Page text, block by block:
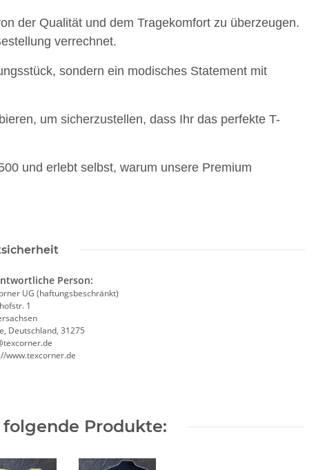
der Qualität und dem Tragekomfort zu überzeugen.
verrechnet.
sondern ein modisches Statement mit
um sicherzustellen, dass Ihr das perfekte T-
und erlebt selbst, warum unsere Premium
Person:
UG (haftungsbeschränkt)
1
Deutschland, 31275
www.texcorner.de
Produkte:
Warnweste Gelb +